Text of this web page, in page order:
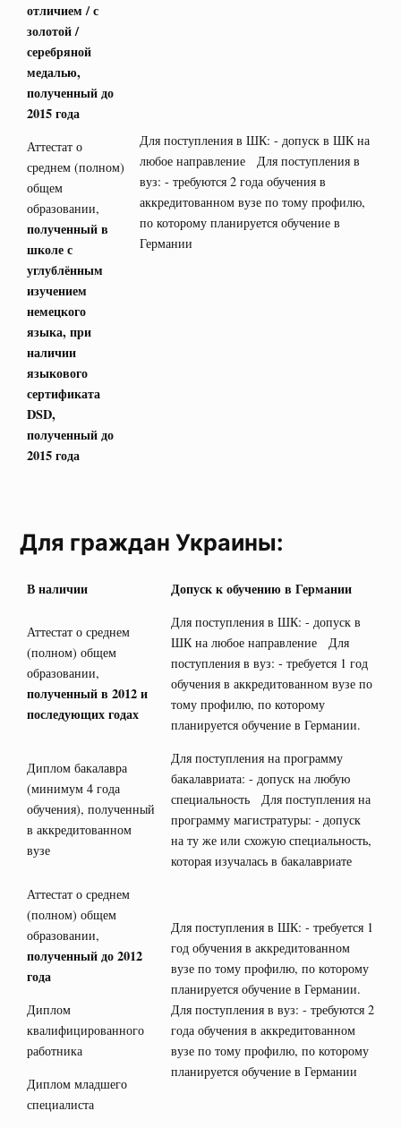
отличием / с
золотой /
серебряной
медалью,
полученный до
2015 года
Для поступления в ШК: - допуск в ШК на
любое направление Для поступления в
вуз: - требуются 2 года обучения в
аккредитованном вузе по тому профилю,
по которому планируется обучение в
Германии
Аттестат о
среднем (полном)
общем
образовании,
полученный в
школе с
углублённым
изучением
немецкого
языка, при
наличии
языкового
сертификата
DSD,
полученный до
2015 года
Для граждан Украины:
В наличии Допуск к обучению в Германии
Аттестат о среднем
(полном) общем
образовании,
полученный в 2012 и
последующих годах
Для поступления в ШК: - допуск в
ШК на любое направление Для
поступления в вуз: - требуется 1 год
обучения в аккредитованном вузе по
тому профилю, по которому
планируется обучение в Германии.
Диплом бакалавра
(минимум 4 года
обучения), полученный
в аккредитованном
вузе
Для поступления на программу
бакалавриата: - допуск на любую
специальность Для поступления на
программу магистратуры: - допуск
на ту же или схожую специальность,
которая изучалась в бакалавриате
Аттестат о среднем
(полном) общем
образовании,
полученный до 2012
года
Для поступления в ШК: - требуется 1
год обучения в аккредитованном
вузе по тому профилю, по которому
планируется обучение в Германии.
Для поступления в вуз: - требуются 2
года обучения в аккредитованном
вузе по тому профилю, по которому
планируется обучение в Германии
Диплом
квалифицированного
работника
Диплом младшего
специалиста